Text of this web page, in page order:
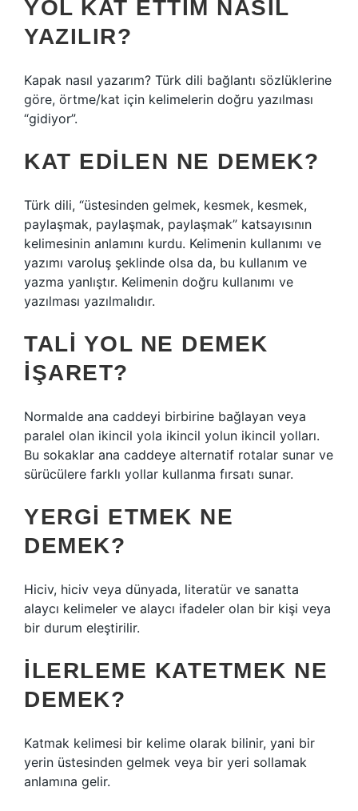
YOL KAT ETTIM NASIL
YAZILIR?
Kapak nasıl yazarım? Türk dili bağlantı sözlüklerine
göre, örtme/kat için kelimelerin doğru yazılması
“gidiyor”.
KAT EDILEN NE DEMEK?
Türk dili, “üstesinden gelmek, kesmek, kesmek,
paylaşmak, paylaşmak, paylaşmak” katsayısının
kelimesinin anlamını kurdu. Kelimenin kullanımı ve
yazımı varoluş şeklinde olsa da, bu kullanım ve
yazma yanlıştır. Kelimenin doğru kullanımı ve
yazılması yazılmalıdır.
TALI YOL NE DEMEK
IŞARET?
Normalde ana caddeyi birbirine bağlayan veya
paralel olan ikincil yola ikincil yolun ikincil yolları.
Bu sokaklar ana caddeye alternatif rotalar sunar ve
sürücülere farklı yollar kullanma fırsatı sunar.
YERGI ETMEK NE
DEMEK?
Hiciv, hiciv veya dünyada, literatür ve sanatta
alaycı kelimeler ve alaycı ifadeler olan bir kişi veya
bir durum eleştirilir.
İLERLEME KATETMEK NE
DEMEK?
Katmak kelimesi bir kelime olarak bilinir, yani bir
yerin üstesinden gelmek veya bir yeri sollamak
anlamına gelir.